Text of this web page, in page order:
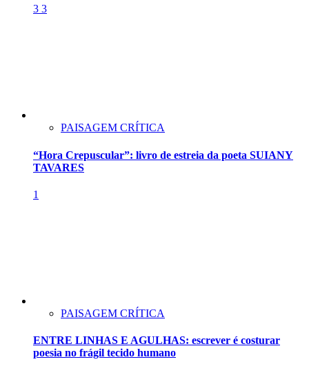
3 3
PAISAGEM CRÍTICA
“Hora Crepuscular”: livro de estreia da poeta SUIANY
TAVARES
1
PAISAGEM CRÍTICA
ENTRE LINHAS E AGULHAS: escrever é costurar
poesia no frágil tecido humano